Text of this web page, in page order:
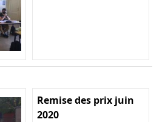
Remise des prix juin
2020